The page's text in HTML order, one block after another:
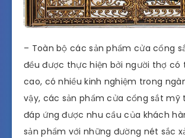
– Toàn bộ các sản phẩm cửa cổng
đều được thực hiện bởi người thợ có
cao, có nhiều kinh nghiệm trong
vậy, các sản phẩm cửa cổng sắt mỹ
đáp ứng được nhu cầu của khách
sản phẩm với những đường nét sắc